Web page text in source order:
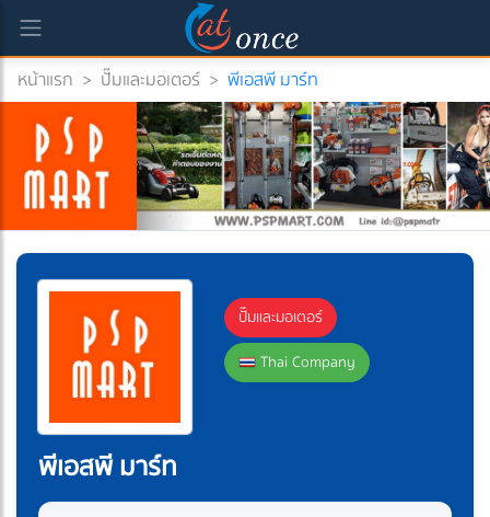
หน้าแรก > ปั๊มและมอเตอร์ > พีเอสพี มาร์ท
ปั๊มและมอเตอร์
Thai Company
พีเอสพี มาร์ท